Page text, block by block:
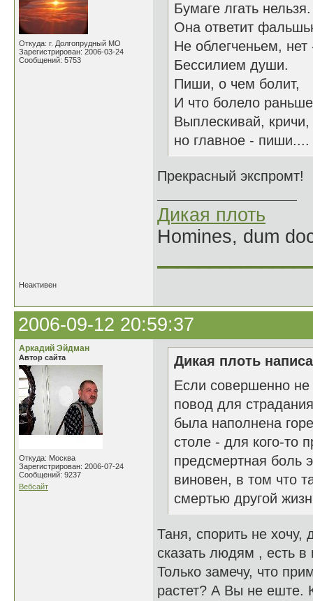
Откуда: г. Долгопрудный МО
Зарегистрирован: 2006-03-24
Сообщений: 5753
Бумаге лгать нельзя.
Она ответит
Не облегченьем, нет
Бессилием души.
Пиши, о чем болит,
И что болело
Выплескивай, кричи,
но главное - пиши....
Прекрасный экспромт!
Дикая плоть
Homines, dum
Неактивен
2006-09-12 20:59:37
Аркадий Эйдман
Автор сайта
Откуда: Москва
Зарегистрирован: 2006-07-24
Сообщений: 9237
Вебсайт
Дикая плоть
Если совершенно не
повод для
была наполнена
столе - для кого-то
предсмертная боль
виновен, в том что
смертью другой
Таня, спорить не хочу,
сказать людям , есть в
Только замечу, что
растет? А Вы не еште.